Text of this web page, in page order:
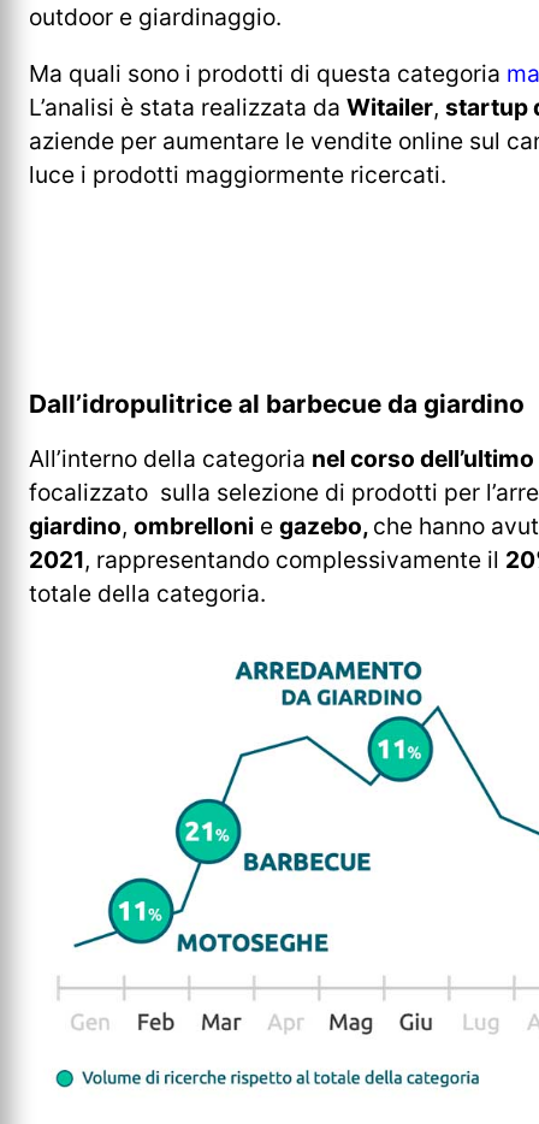
outdoor e giardinaggio.
Ma quali sono i prodotti di questa categoria
L’analisi è stata realizzata da Witailer, startup
aziende per aumentare le vendite online sul
luce i prodotti maggiormente ricercati.
Dall’idropulitrice al barbecue da giardino
All’interno della categoria nel corso
focalizzato sulla selezione di prodotti per
giardino, ombrelloni e gazebo, che hanno
2021, rappresentando complessivamente il
totale della categoria.